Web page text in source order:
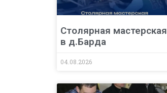
Столярная мастерская
в д.Барда
04.08.2026